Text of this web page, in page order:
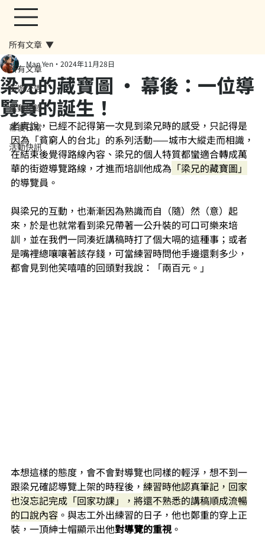
所有文章
街遊公告
活動紀錄
幕後日常
活動快訊
所有文章
梁兄的藏寶圖 ‧ 幕後：一位導
覽員的誕生！
Man Yen 2024年11月28日
老實說，已經不記得第一次見到梁兄時的感受，只記得是
因為「貧窮人的台北」的系列活動——城市大縱走而相識，
在結束後覺得路線內容、梁兄的個人特質都蠻適合轉成萬
華的街遊導覽路線，才進而培訓他成為 「梁兄的藏寶圖」
的導覽員。
與梁兄的互動，也漸漸因為熟識而自（隨）然（意）起
來，於是也就常看到梁兄帶著一公升裝的可口可樂來培
訓，並在我們一同湊近講稿時打了個大嗝的這種事；或者
是嘴裡總嚷嚷著該存錢，可當練習時問他手邊還剩多少，
都會見到他笑嘻嘻的回頭對我說：「兩百元。」
本想這樣的態度，會不會對導覽也同樣的輕浮，想不到一
跟梁兄確認導覽上架的時程後， 練習時他認真筆記，回家
也沒忘記完成「回家功課」，將還不熟悉的講稿順成流暢
的口說內容 。與志工外出練習的日子，他也鄭重的穿上正
裝，一頂紳士帽顯示出他對導覽的重視。